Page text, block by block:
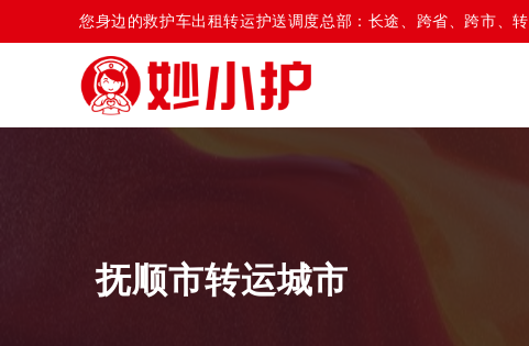
您身边的救护车出租转运护送调度总部：长途、跨省、跨市、
抚顺市转运城市